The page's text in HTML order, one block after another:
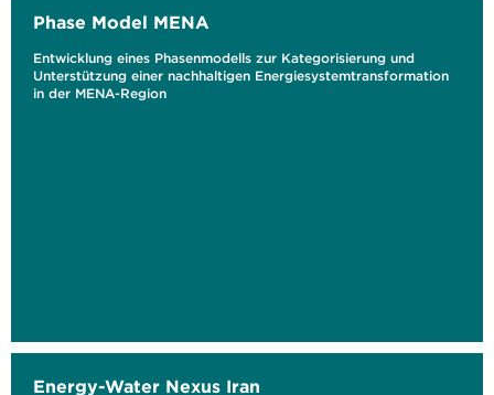
Phase Model MENA
Entwicklung eines Phasenmodells zur Kategorisierung und
Unterstützung einer nachhaltigen Energiesystemtransformation
in der MENA-Region
Energy-Water Nexus Iran